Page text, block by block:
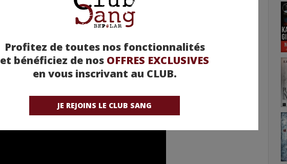
Profitez de toutes nos fonctionnalités
et bénéficiez de nos OFFRES EXCLUSIVES
en vous inscrivant au CLUB.
JE REJOINS LE CLUB SANG